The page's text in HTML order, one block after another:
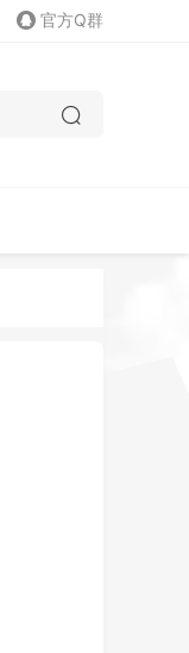
官方Q群